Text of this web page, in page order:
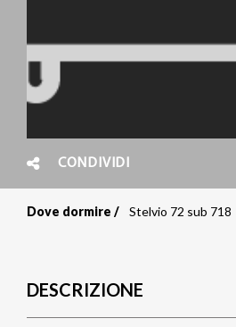
CONDIVIDI
pane
Dove dormire Stelvio 72 sub 718
DESCRIZIONE